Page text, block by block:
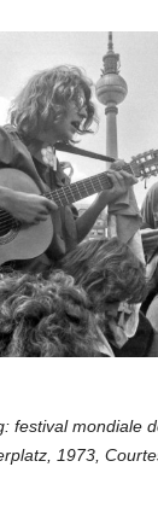
festival mondiale
1973,